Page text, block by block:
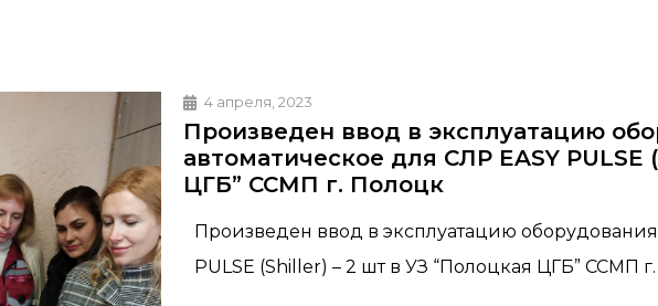
4 апреля, 2023
Произведен ввод в эксплуатацию
автоматическое для СЛР EASY
ЦГБ” ССМП г. Полоцк
Произведен ввод в эксплуатацию
PULSE (Shiller) – 2 шт в УЗ “Полоцкая ЦГБ” ССМП